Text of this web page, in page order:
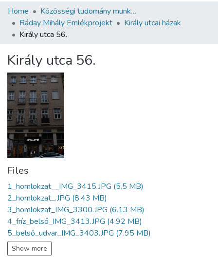
Communities & Collections
All of DSpace
About us
Home
Közösségi tudomány munkacsoport
Ráday Mihály Emlékprojekt
Király utcai házak
Király utca 56.
Király utca 56.
Files
1_homlokzat__IMG_3415.JPG (5.5 MB)
2_homlokzat_.JPG (8.43 MB)
3_homlokzat_IMG_3300.JPG (6.13 MB)
4_fríz_belső_IMG_3413.JPG (4.92 MB)
5_belső_udvar_IMG_3403.JPG (7.95 MB)
Show more